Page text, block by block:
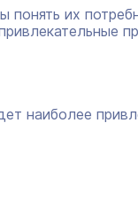
их
наиболее